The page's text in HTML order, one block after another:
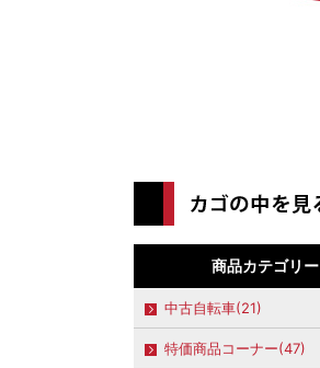
商品カテゴリー
中古自転車(21)
特価商品コーナー(47)